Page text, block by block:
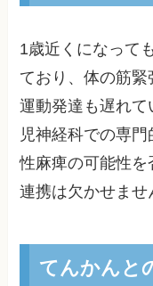
1歳近くになって
ており、体の筋
運動発達も遅れ
児神経科での専
性麻痺の可能性
連携は欠かせませ
てんかんと